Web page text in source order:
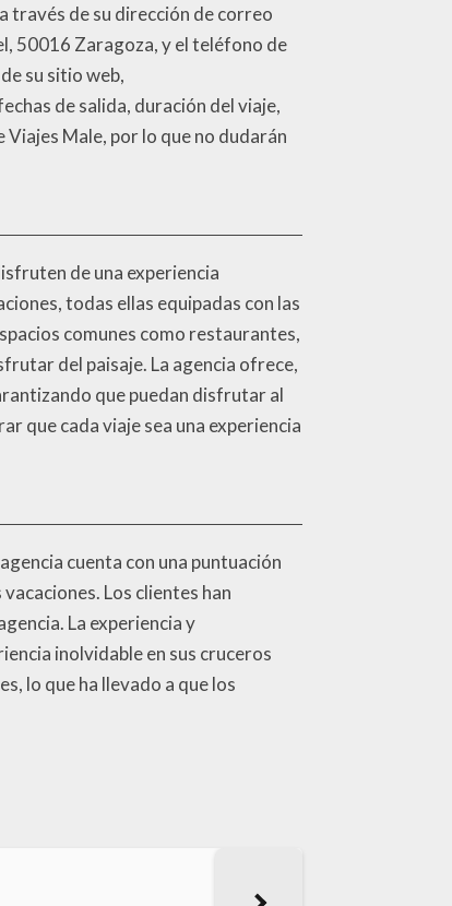
través de su dirección de correo
50016 Zaragoza, y el teléfono de
su sitio web,
de salida, duración del viaje,
Male, por lo que no dudarán
de una experiencia
todas ellas equipadas con las
comunes como restaurantes,
del paisaje. La agencia ofrece,
que puedan disfrutar al
que cada viaje sea una experiencia
cuenta con una puntuación
Los clientes han
La experiencia y
inolvidable en sus cruceros
lo que ha llevado a que los